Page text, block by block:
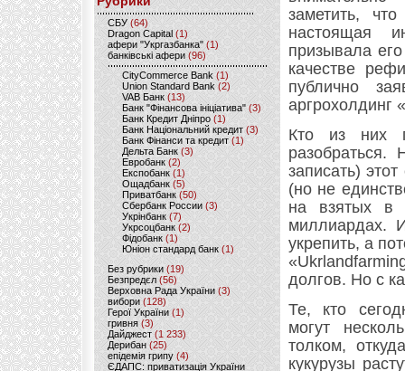
CБУ (64)
Dragon Capital (1)
афери "Укргазбанка" (1)
банківські афери (96)
CityCommerce Bank (1)
Union Standard Bank (2)
VAB Банк (13)
Банк "Фінансова ініціатива" (3)
Банк Кредит Дніпро (1)
Банк Національний кредит (3)
Банк Фінанси та кредит (1)
Дельта Банк (3)
Евробанк(2)
Експобанк (1)
Ощадбанк(5)
Приватбанк (50)
Сбербанк России (3)
Укрінбанк(7)
Укрсоцбанк (2)
Фідобанк (1)
Юніон стандард банк(1)
Без рубрики (19)
Безпредєл(56)
Верховна Рада України (3)
вибори(128)
Герої України(1)
гривня (3)
Дайджест (1 233)
Дерибан (25)
епідемія грипу (4)
ЄДАПС: приватизація України
заметить,
настоящая
призывала
качестве
публично
аргрохолдинг
Кто из них
записать)
(но не
на взятых в
миллиардах.
укрепить, а
долгов. Но с
Те, кто
могут
толком,
кукурузы